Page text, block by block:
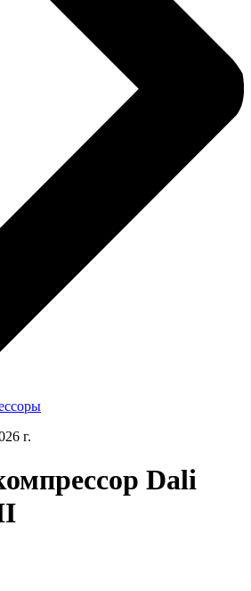
г.
Dali